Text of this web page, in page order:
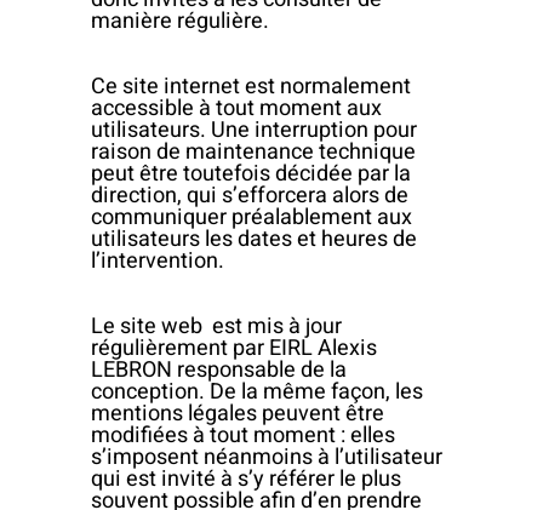
manière régulière.
Ce site internet est normalement
accessible à tout moment aux
utilisateurs. Une interruption pour
raison de maintenance technique
peut être toutefois décidée par la
direction, qui s’efforcera alors de
communiquer préalablement aux
utilisateurs les dates et heures de
l’intervention.
Le site web est mis à jour
régulièrement par EIRL Alexis
LEBRON responsable de la
conception. De la même façon, les
mentions légales peuvent être
modifiées à tout moment : elles
s’imposent néanmoins à l’utilisateur
qui est invité à s’y référer le plus
souvent possible afin d’en prendre